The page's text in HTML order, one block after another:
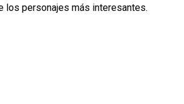
los personajes más interesantes.